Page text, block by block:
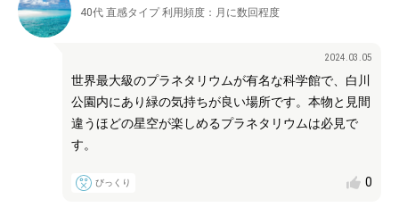
40代 直感タイプ利用頻度： 月に数回程度
2024.03.05
世界最大級のプラネタリウムが有名な科学館で、白川
公園内にあり緑の気持ちが良い場所です。本物と見間
違うほどの星空が楽しめるプラネタリウムは必見で
す。
びっくり 0